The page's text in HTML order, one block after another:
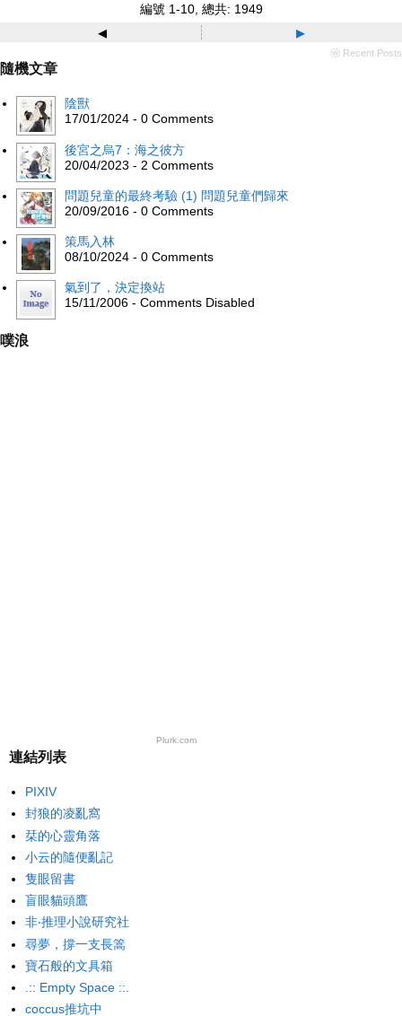
編號 1-10, 總共: 1949
◂ ▸
ⓦ Recent Posts
隨機文章
陰獸
17/01/2024 - 0 Comments
後宮之烏7：海之彼方
20/04/2023 - 2 Comments
問題兒童的最終考驗 (1) 問題兒童們歸來
20/09/2016 - 0 Comments
策馬入林
08/10/2024 - 0 Comments
氣到了，決定換站
15/11/2006 - Comments Disabled
噗浪
Plurk.com
連結列表
PIXIV
封狼的凌亂窩
栞的心靈角落
小云的隨便亂記
隻眼留書
盲眼貓頭鷹
非‧推理小說研究社
尋夢，撐一支長篙
寶石般的文具箱
.:: Empty Space ::.
coccus推坑中